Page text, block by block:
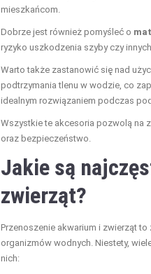
mieszkańcom.
Dobrze jest również pomyśleć o
ryzyko uszkodzenia szyby czy
Warto także zastanowić się nad
podtrzymania tlenu w wodzie, co
idealnym rozwiązaniem podczas
Wszystkie te akcesoria pozwolą na
oraz bezpieczeństwo.
Jakie są
zwierząt?
Przenoszenie akwarium i zwierząt
organizmów wodnych. Niestety,
nich: